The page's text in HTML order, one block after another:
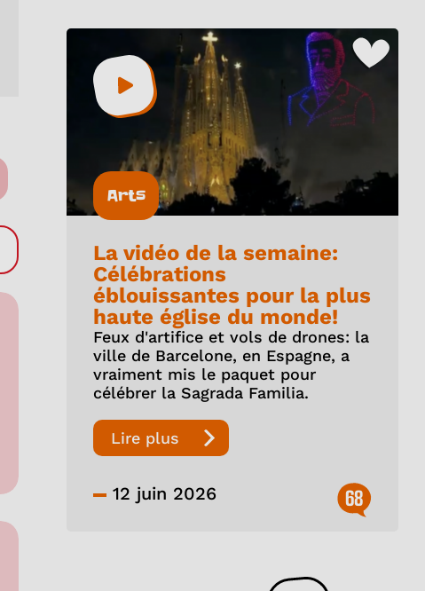
Arts
La vidéo de la semaine:
Célébrations
éblouissantes pour la plus
haute église du monde!
Feux d'artifice et vols de drones: la
ville de Barcelone, en Espagne, a
vraiment mis le paquet pour
célébrer la Sagrada Familia.
Lire plus
12 juin 2026 68